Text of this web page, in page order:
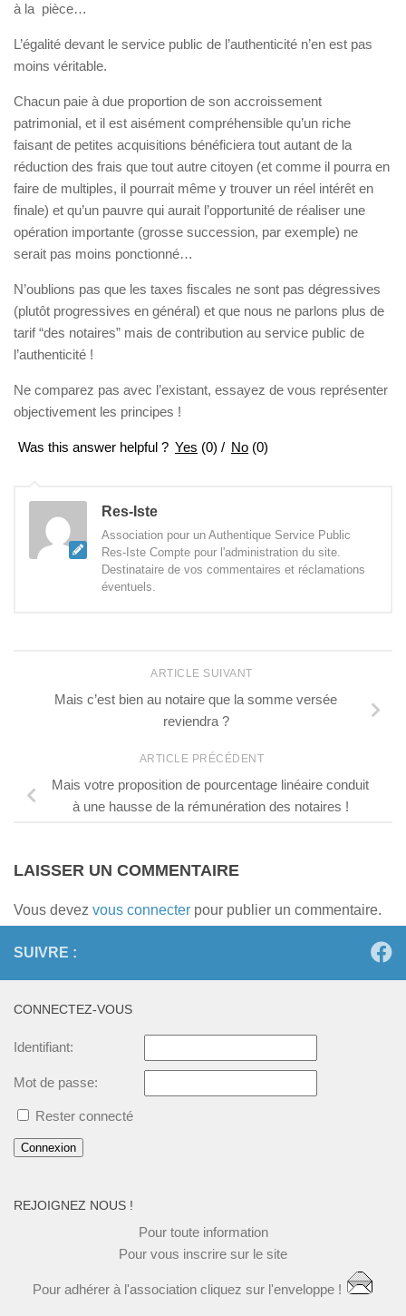
à la pièce…
L’égalité devant le service public de l’authenticité n’en est pas
moins véritable.
Chacun paie à due proportion de son accroissement
patrimonial, et il est aisément compréhensible qu’un riche
faisant de petites acquisitions bénéficiera tout autant de la
réduction des frais que tout autre citoyen (et comme il pourra en
faire de multiples, il pourrait même y trouver un réel intérêt en
finale) et qu’un pauvre qui aurait l’opportunité de réaliser une
opération importante (grosse succession, par exemple) ne
serait pas moins ponctionné…
N’oublions pas que les taxes fiscales ne sont pas dégressives
(plutôt progressives en général) et que nous ne parlons plus de
tarif “des notaires” mais de contribution au service public de
l’authenticité !
Ne comparez pas avec l’existant, essayez de vous représenter
objectivement les principes !
Was this answer helpful ? Yes (0) / No (0)
Res-Iste
Association pour un Authentique Service Public
Res-Iste Compte pour l'administration du site.
Destinataire de vos commentaires et réclamations
éventuels.
ARTICLE SUIVANT
Mais c’est bien au notaire que la somme versée
reviendra ?
ARTICLE PRÉCÉDENT
Mais votre proposition de pourcentage linéaire conduit
à une hausse de la rémunération des notaires !
LAISSER UN COMMENTAIRE
Vous devez vous connecter pour publier un commentaire.
SUIVRE :
CONNECTEZ-VOUS
Identifiant:
Mot de passe:
Rester connecté
Connexion
REJOIGNEZ NOUS !
Pour toute information
Pour vous inscrire sur le site
Pour adhérer à l'association cliquez sur l'enveloppe !